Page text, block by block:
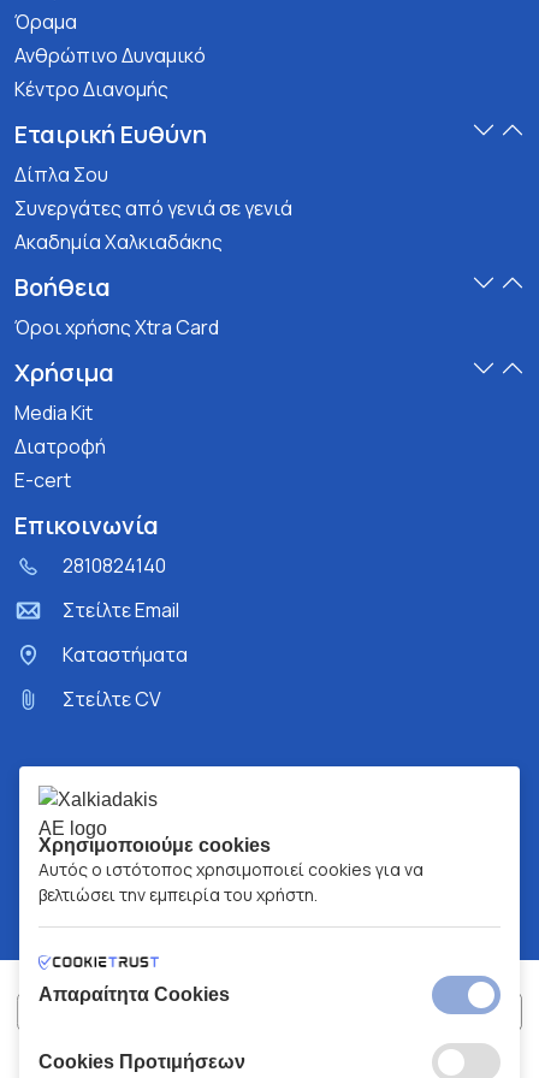
Όραμα
Ανθρώπινο Δυναμικό
Κέντρο Διανομής
Εταιρική Ευθύνη
Δίπλα Σου
Συνεργάτες από γενιά σε γενιά
Ακαδημία Χαλκιαδάκης
Βοήθεια
Όροι χρήσης Xtra Card
Χρήσιμα
Media Kit
Διατροφή
E-cert
Επικοινωνία
2810824140
Στείλτε Email
Kαταστήματα
Στείλτε CV
ΧΑΛΚΙΑΔΑΚΗΣ Α.Ε.
Χρησιμοποιούμε cookies
Αυτός ο ιστότοπος χρησιμοποιεί cookies για να
βελτιώσει την εμπειρία του χρήστη.
Απαραίτητα Cookies
Cookies Προτιμήσεων